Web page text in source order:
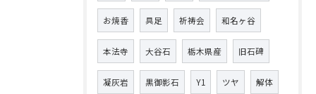
お焼香 具足 祈祷会 和名ヶ谷
本法寺 大谷石 栃木県産 旧石碑
凝灰岩 黒御影石 Y1 ツヤ 解体